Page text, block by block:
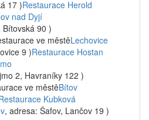
17 )Restaurace Herold
nad Dyjí
Bítovská 90 )
ve městěLechovice
9 )Restaurace Hostan
2, Havraníky 122 )
ve městěBítov
Kubková
, adresa: Šafov, Lančov 19 )